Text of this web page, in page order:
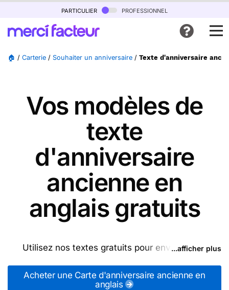
particulier professionnel
🏠 / Carterie / Souhaiter un anniversaire / Texte d'anniversaire
Vos modèles de
texte
d'anniversaire
ancienne en
anglais gratuits
Utilisez nos textes gratuits pour envoyer des
d'autres messages de la catégorie "Souhaiter un
") ou partagez ces modèles de textes
...afficher plus
Acheter une Carte d'anniversaire ancienne en
anglais